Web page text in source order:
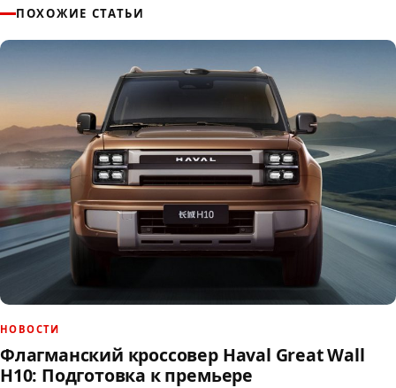
ПОХОЖИЕ СТАТЬИ
НОВОСТИ
Флагманский кроссовер Haval Great Wall
H10: Подготовка к премьере